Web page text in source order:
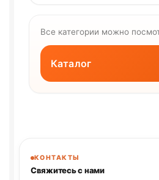
Все категории можно
Каталог
КОНТАКТЫ
Свяжитесь с нами